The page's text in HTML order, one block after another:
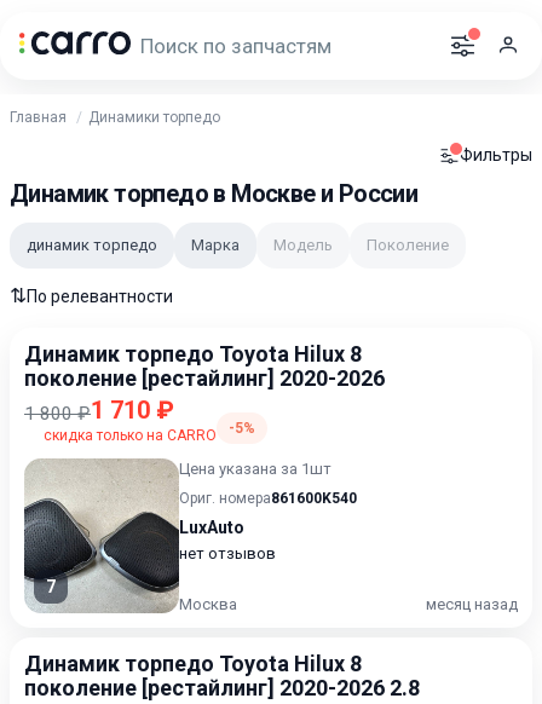
Главная Динамики торпедо
Фильтры
Динамик торпедо в Москве и России
динамик торпедо Марка Модель Поколение
⇅По релевантности
Динамик торпедо Toyota Hilux 8
поколение [рестайлинг] 2020-2026
1 800 ₽1 710 ₽
скидка только на CARRO -5%
7
Цена указана за 1шт
Ориг. номера861600K540
LuxAuto
нет отзывов
Москва месяц назад
Динамик торпедо Toyota Hilux 8
поколение [рестайлинг] 2020-2026 2.8